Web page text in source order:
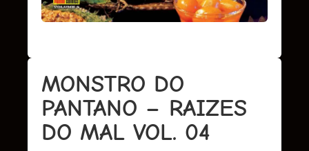
MONSTRO DO
PANTANO – RAIZES
DO MAL VOL. 04